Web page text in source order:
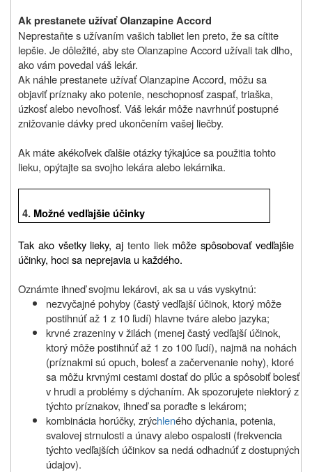
Ak prestanete užívať Olanzapine Accord
Neprestaňte s užívaním vašich tabliet len preto, že sa cítite
lepšie. Je dôležité, aby ste Olanzapine Accord užívali tak dlho,
ako vám povedal váš lekár.
Ak náhle prestanete užívať Olanzapine Accord, môžu sa
objaviť príznaky ako potenie, neschopnosť zaspať, triaška,
úzkosť alebo nevoľnosť. Váš lekár môže navrhnúť postupné
znižovanie dávky pred ukončením vašej liečby.
Ak máte akékoľvek ďalšie otázky týkajúce sa použitia tohto
lieku, opýtajte sa svojho lekára alebo lekárnika.
4. Možné vedľajšie účinky
Tak ako všetky lieky, aj tento liek môže spôsobovať vedľajšie
účinky, hoci sa neprejavia u každého.
Oznámte ihneď svojmu lekárovi, ak sa u vás vyskytnú:
nezvyčajné pohyby (častý vedľajší účinok, ktorý môže
postihnúť až 1 z 10 ľudí) hlavne tváre alebo jazyka;
krvné zrazeniny v žilách (menej častý vedľajší účinok,
ktorý môže postihnúť až 1 zo 100 ľudí), najmä na nohách
(príznakmi sú opuch, bolesť a začervenanie nohy), ktoré
sa môžu krvnými cestami dostať do pľúc a spôsobiť bolesť
v hrudi a problémy s dýchaním. Ak spozorujete niektorý z
týchto príznakov, ihneď sa poraďte s lekárom;
kombinácia horúčky, zrýchleného dýchania, potenia,
svalovej strnulosti a únavy alebo ospalosti (frekvencia
týchto vedľajších účinkov sa nedá odhadnúť z dostupných
údajov).